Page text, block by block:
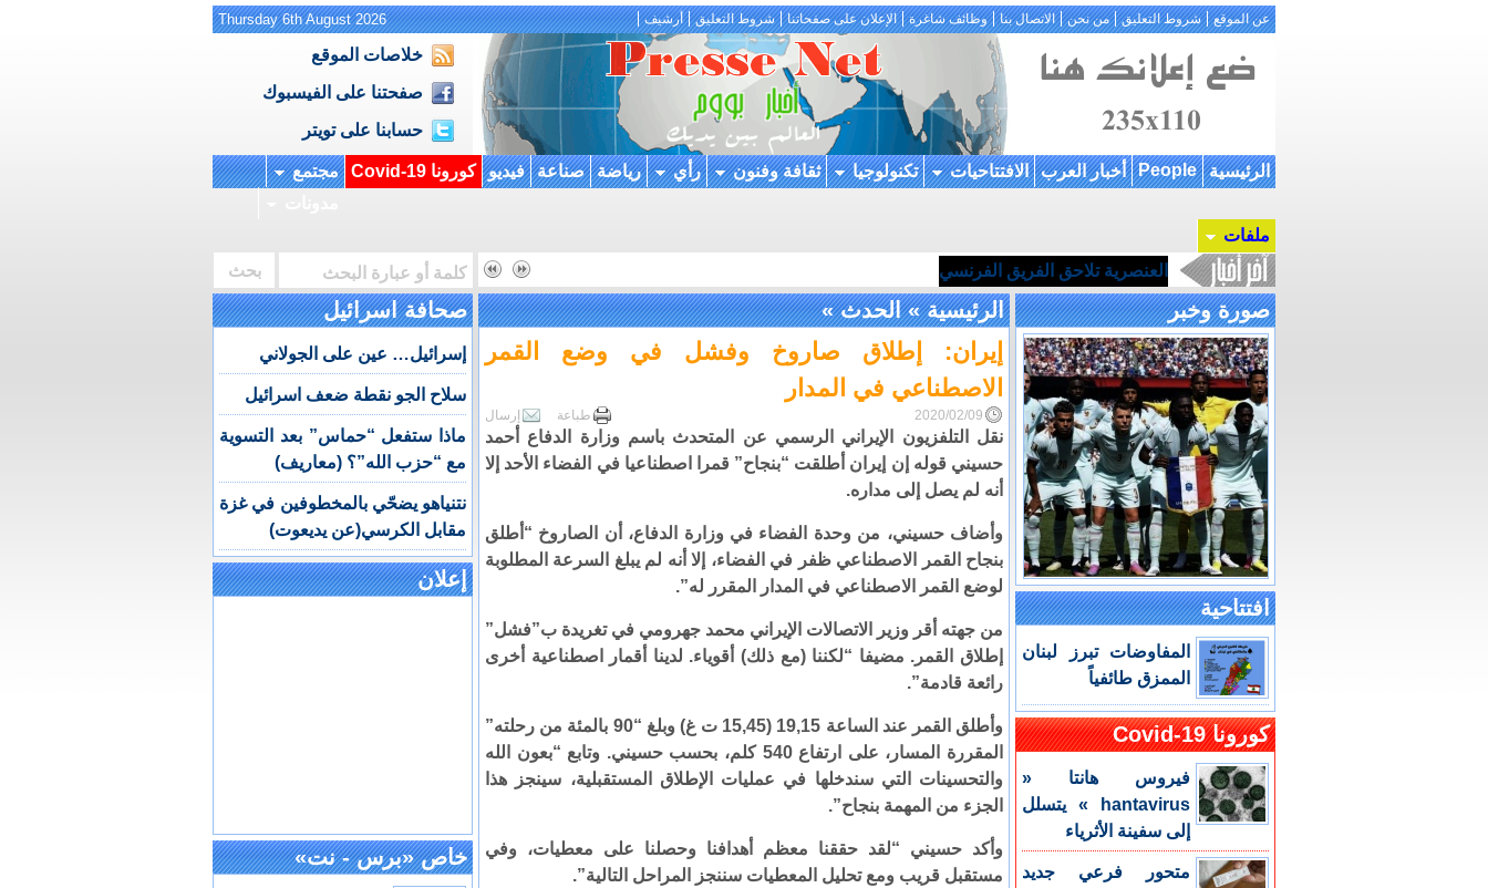
عن الموقع شروط التعليق من نحن الاتصال بنا وظائف شاغرة الإعلان على صفحاتنا شروط التعليق أرشيف Thursday 6th August 2026
خلاصات الموقع
صفحتنا على الفيسبوك
حسابنا على تويتر
الرئيسية People أخبار العرب الافتتاحيات تكنولوجيا ثقافة وفنون رأي رياضة صناعة فيديو كورونا Covid-19
مجتمع
ملفات
العنصرية تلاحق الفريق الفرنسي
صورة وخبر
افتتاحية
المفاوضات تبرز لبنان
الممزق طائفياً
كورونا Covid-19
فيروس هانتا «
hantavirus » يتسلل
إلى سفينة الأثرياء
متحور فرعي جديد
الرئيسية»الحدث»
إيران: إطلاق صاروخ وفشل في وضع القمر
الاصطناعي في المدار
2020/02/09 إرسال طباعة
نقل التلفزيون الإيراني
الرسمي عن المتحدث باسم وزارة الدفاع أحمد
حسيني قوله إن إيران أطلقت “بنجاح” قمرا اصطناعيا في الفضاء الأحد إلا
أنه لم يصل إلى مداره.
وأضاف حسيني، من وحدة الفضاء في وزارة الدفاع، أن الصاروخ “أطلق
بنجاح القمر الاصطناعي ظفر في الفضاء، إلا أنه لم يبلغ السرعة المطلوبة
لوضع القمر الاصطناعي في المدار المقرر له”.
من جهته أقر وزير الاتصالات الإيراني محمد جهرومي في تغريدة ب”فشل”
إطلاق القمر. مضيفا “لكننا (مع ذلك) أقوياء. لدينا أقمار اصطناعية أخرى
رائعة قادمة”.
وأطلق القمر عند الساعة 19,15 (15,45 ت غ) وبلغ “90 بالمئة من رحلته”
المقررة المسار، على ارتفاع 540 كلم، بحسب حسيني. وتابع “بعون الله
والتحسينات التي سندخلها في عمليات الإطلاق المستقبلية، سينجز هذا
الجزء من المهمة بنجاح”.
وأكد حسيني “لقد حققنا معظم أهدافنا وحصلنا على معطيات، وفي
مستقبل قريب ومع تحليل المعطيات سننجز المراحل التالية”.
صحافة اسرائيل
إسرائيل… عين على الجولاني
سلاح الجو نقطة ضعف اسرائيل
ماذا ستفعل “حماس” بعد التسوية
مع “حزب الله”؟ (معاريف)
نتنياهو يضحّي بالمخطوفين في غزة
مقابل الكرسي(عن يديعوت)
إعلان
خاص «برس - نت»